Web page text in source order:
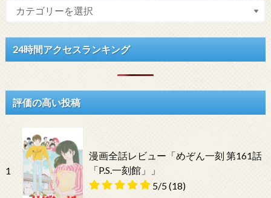
24時間アクセスランキング
評価の高い投稿
1
漫画全話レビュー「めぞん一刻 第161話
「P.S.一刻館」」
5/5(18)